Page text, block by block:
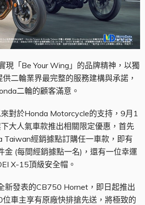
現「Be Your Wing」的品牌精神，以獨
二輪業界最完整的服務建構與承諾，
二輪的顧客滿意。
對於Honda Motorcycle的支持，9月1
大人氣車款推出相關限定優惠，首先
經銷據點訂購任一車款，即有
(每間經銷據點一名)，還有一位幸運
X-15頂級安全帽。
新發表的CB750 Hornet，即日起推出
車主享有原廠快排搶先送，將極致的